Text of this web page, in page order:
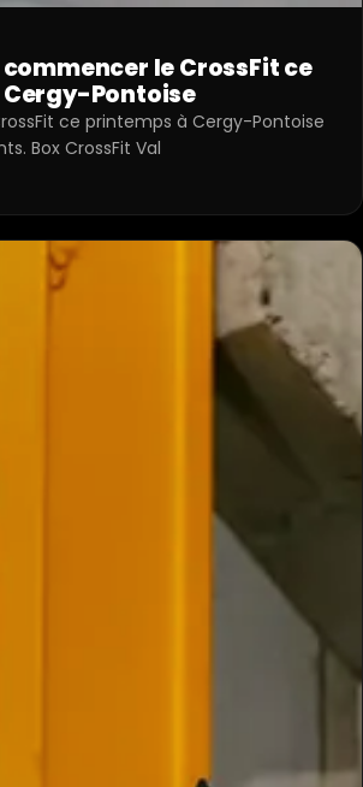
le CrossFit ce
Pontoise
ce printemps à Cergy-Pontoise
Box CrossFit Val